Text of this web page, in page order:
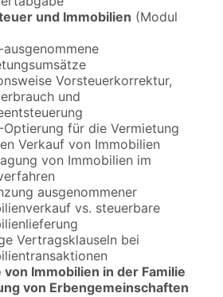
und Immobilien (Modul
ausgenommene
Vorsteuerkorrektur,
und
Optierung für die Vermietung
Verkauf von Immobilien
von Immobilien im
ausgenommener
vs. steuerbare
Vertragsklauseln bei
Immobilien in der Familie
von Erbengemeinschaften